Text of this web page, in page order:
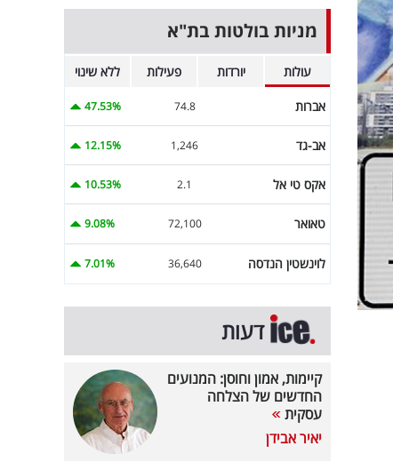
מניות בולטות בת"א
עולות יורדות פעילות ללא שינוי
אברות 74.8
47.53%
אב-גד 1,246
12.15%
אקס טי אל 2.1
10.53%
טאואר 72,100
9.08%
לוינשטין הנדסה 36,640
7.01%
דעות
קיימות, אמון וחוסן: המנועים
החדשים של הצלחה
עסקית
יאיר אבידן